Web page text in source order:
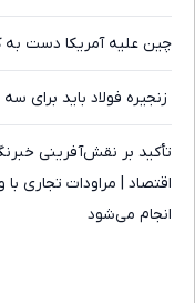
چین علیه آمریکا دست به
زنجیره فولاد باید برای
تأکید بر نقش‌آفرینی
اقتصاد | مراودات تجاری
انجام می‌شود